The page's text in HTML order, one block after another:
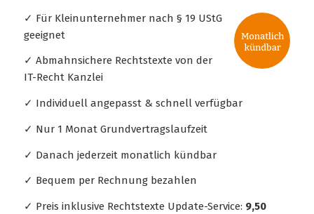
✓ Für Kleinunternehmer nach § 19 UStG
geeignet
✓ Abmahnsichere Rechtstexte von der
IT-Recht Kanzlei
✓ Individuell angepasst & schnell verfügbar
✓ Nur 1 Monat Grundvertragslaufzeit
✓ Danach jederzeit monatlich kündbar
✓ Bequem per Rechnung bezahlen
✓ Preis inklusive Rechtstexte Update-Service: 9,50